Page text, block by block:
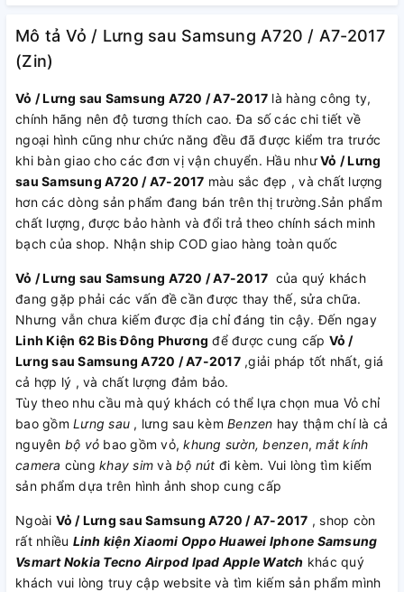
Mô tả Vỏ / Lưng sau Samsung A720 / A7-2017
(Zin)
Vỏ / Lưng sau Samsung A720 / A7-2017 là hàng công ty,
chính hãng nên độ tương thích cao. Đa số các chi tiết về
ngoại hình cũng như chức năng đều đã được kiểm tra trước
khi bàn giao cho các đơn vị vận chuyển. Hầu nhưVỏ / Lưng
sau Samsung A720 / A7-2017 màu sắc đẹp , và chất lượng
hơn các dòng sản phẩm đang bán trên thị trường.Sản phẩm
chất lượng, được bảo hành và đổi trả theo chính sách minh
bạch của shop. Nhận ship COD giao hàng toàn quốc
Vỏ / Lưng sau Samsung A720 / A7-2017 của quý khách
đang gặp phải các vấn đề cần được thay thế, sửa chữa.
Nhưng vẫn chưa kiếm được địa chỉ đáng tin cậy. Đến ngay
Linh Kiện 62 Bis Đông Phương để được cung cấp Vỏ /
Lưng sau Samsung A720 / A7-2017,giải pháp tốt nhất, giá
cả hợp lý , và chất lượng đảm bảo.
Tùy theo nhu cầu mà quý khách có thể lựa chọn mua Vỏ chỉ
bao gồm Lưng sau , lưng sau kèm Benzen hay thậm chí là cả
nguyên bộ vỏ bao gồm vỏ,khung sườn, benzen,mắt kính
camera cùng khay sim và bộ nút đi kèm. Vui lòng tìm kiếm
sản phẩm dựa trên hình ảnh shop cung cấp
Ngoài Vỏ / Lưng sau Samsung A720 / A7-2017 , shop còn
rất nhiều Linh kiện Xiaomi Oppo Huawei Iphone Samsung
Vsmart Nokia Tecno Airpod Ipad Apple Watch khác quý
khách vui lòng truy cập website và tìm kiếm sản phẩm mình